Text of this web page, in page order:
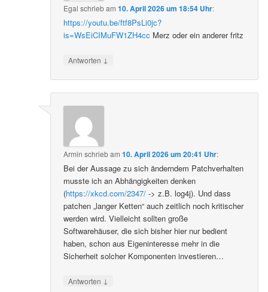
Egal schriebam10. April 2026 um 18:54 Uhr:
https://youtu.be/ftf8PsLi0jc?
is=WsEiCIMuFW1ZH4cc Merz oder ein anderer fritz
Antworten ↓
Armin schriebam10. April 2026 um 20:41 Uhr:
Bei der Aussage zu sich änderndem Patchverhalten
musste ich an Abhängigkeiten denken
(https://xkcd.com/2347/ -> z.B. log4j). Und dass
patchen „langer Ketten“ auch zeitlich noch kritischer
werden wird. Vielleicht sollten große
Softwarehäuser, die sich bisher hier nur bedient
haben, schon aus Eigeninteresse mehr in die
Sicherheit solcher Komponenten investieren…
Antworten ↓